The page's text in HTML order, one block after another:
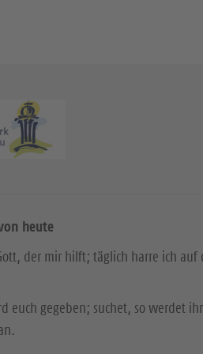
heute
der mir hilft; täglich harre ich auf
euch gegeben; suchet, so werdet